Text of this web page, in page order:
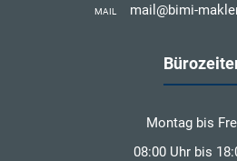
MAIL mail@bimi-
Montag bis
08:00 Uhr bis